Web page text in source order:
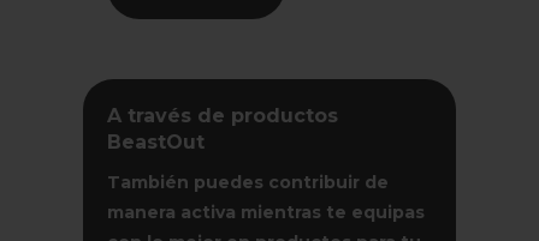
A través de productos
BeastOut
También puedes contribuir de
manera activa mientras te equipas